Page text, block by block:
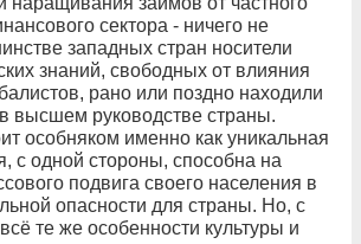
сектора - ничего не
западных стран носители
знаний, свободных от влияния
рано или поздно находили
высшем руководстве страны.
особняком именно как уникальная
с одной стороны, способна на
подвига своего населения в
опасности для страны. Но, с
те же особенности культуры и